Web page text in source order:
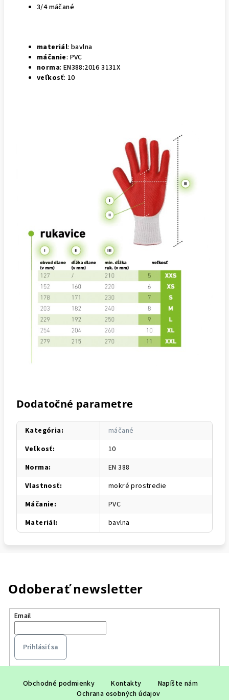
3/4 máčané
materiál: bavlna
máčanie: PVC
norma: EN388:2016 3131X
veľkosť: 10
Dodatočné parametre
Kategória:
máčané
Veľkosť:
10
Norma:
EN 388
Vlastnosť:
mokré prostredie
Máčanie:
PVC
Materiál: bavlna
Odoberať newsletter
Email
Prihlásiť sa
Obchodné podmienky Kontakty
Napíšte nám
Ochrana osobných údajov